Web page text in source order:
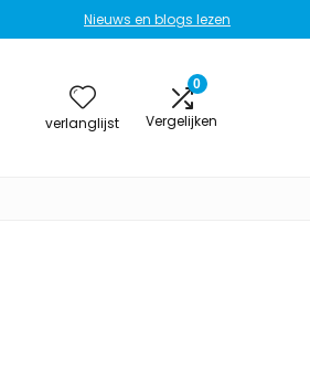
Nieuws en blogs lezen
verlanglijst
0
Vergelijken